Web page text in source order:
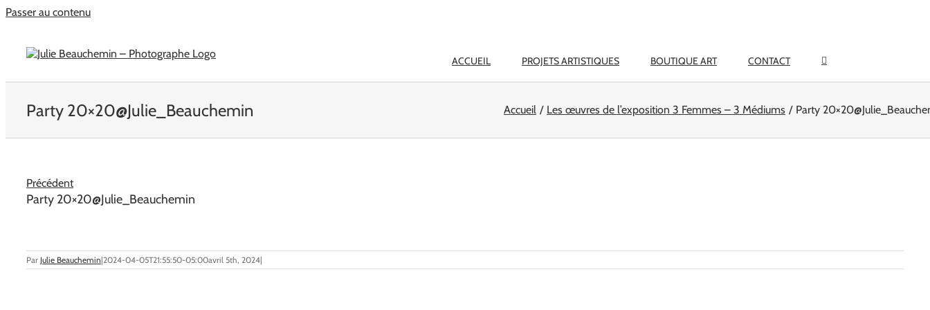
Passer au contenu
ACCUEIL PROJETS ARTISTIQUES BOUTIQUE ART CONTACT
Party 20×20@Julie_Beauchemin Accueil Les œuvres de l’exposition 3 Femmes – 3 Médiums Party
Précédent
Party 20×20@Julie_Beauchemin
Par Julie Beauchemin|2024-04-05T21:55:50-05:00avril 5th, 2024|